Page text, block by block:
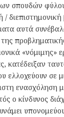
σπουδών
/
αυτά
«νόμιμης»
κατέδειξαν
ελλοχεύουν σε
ενασχόληση
ο κίνδυνος